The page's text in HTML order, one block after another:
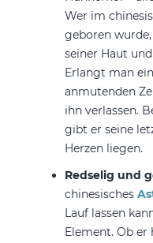
Wer im
geboren
seiner Haut
Erlangt man
anmutenden
ihn verlassen.
gibt er seine
Herzen liegen.
Redselig und
chinesisches
Lauf lassen
Element. Ob